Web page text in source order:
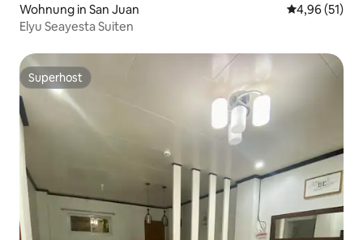
Wohnung in San Juan
4,96 (51)
Elyu Seayesta Suiten
Superhost
Superhost